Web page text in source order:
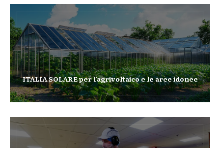
ITALIA SOLARE per l’agrivoltaico e le aree idonee